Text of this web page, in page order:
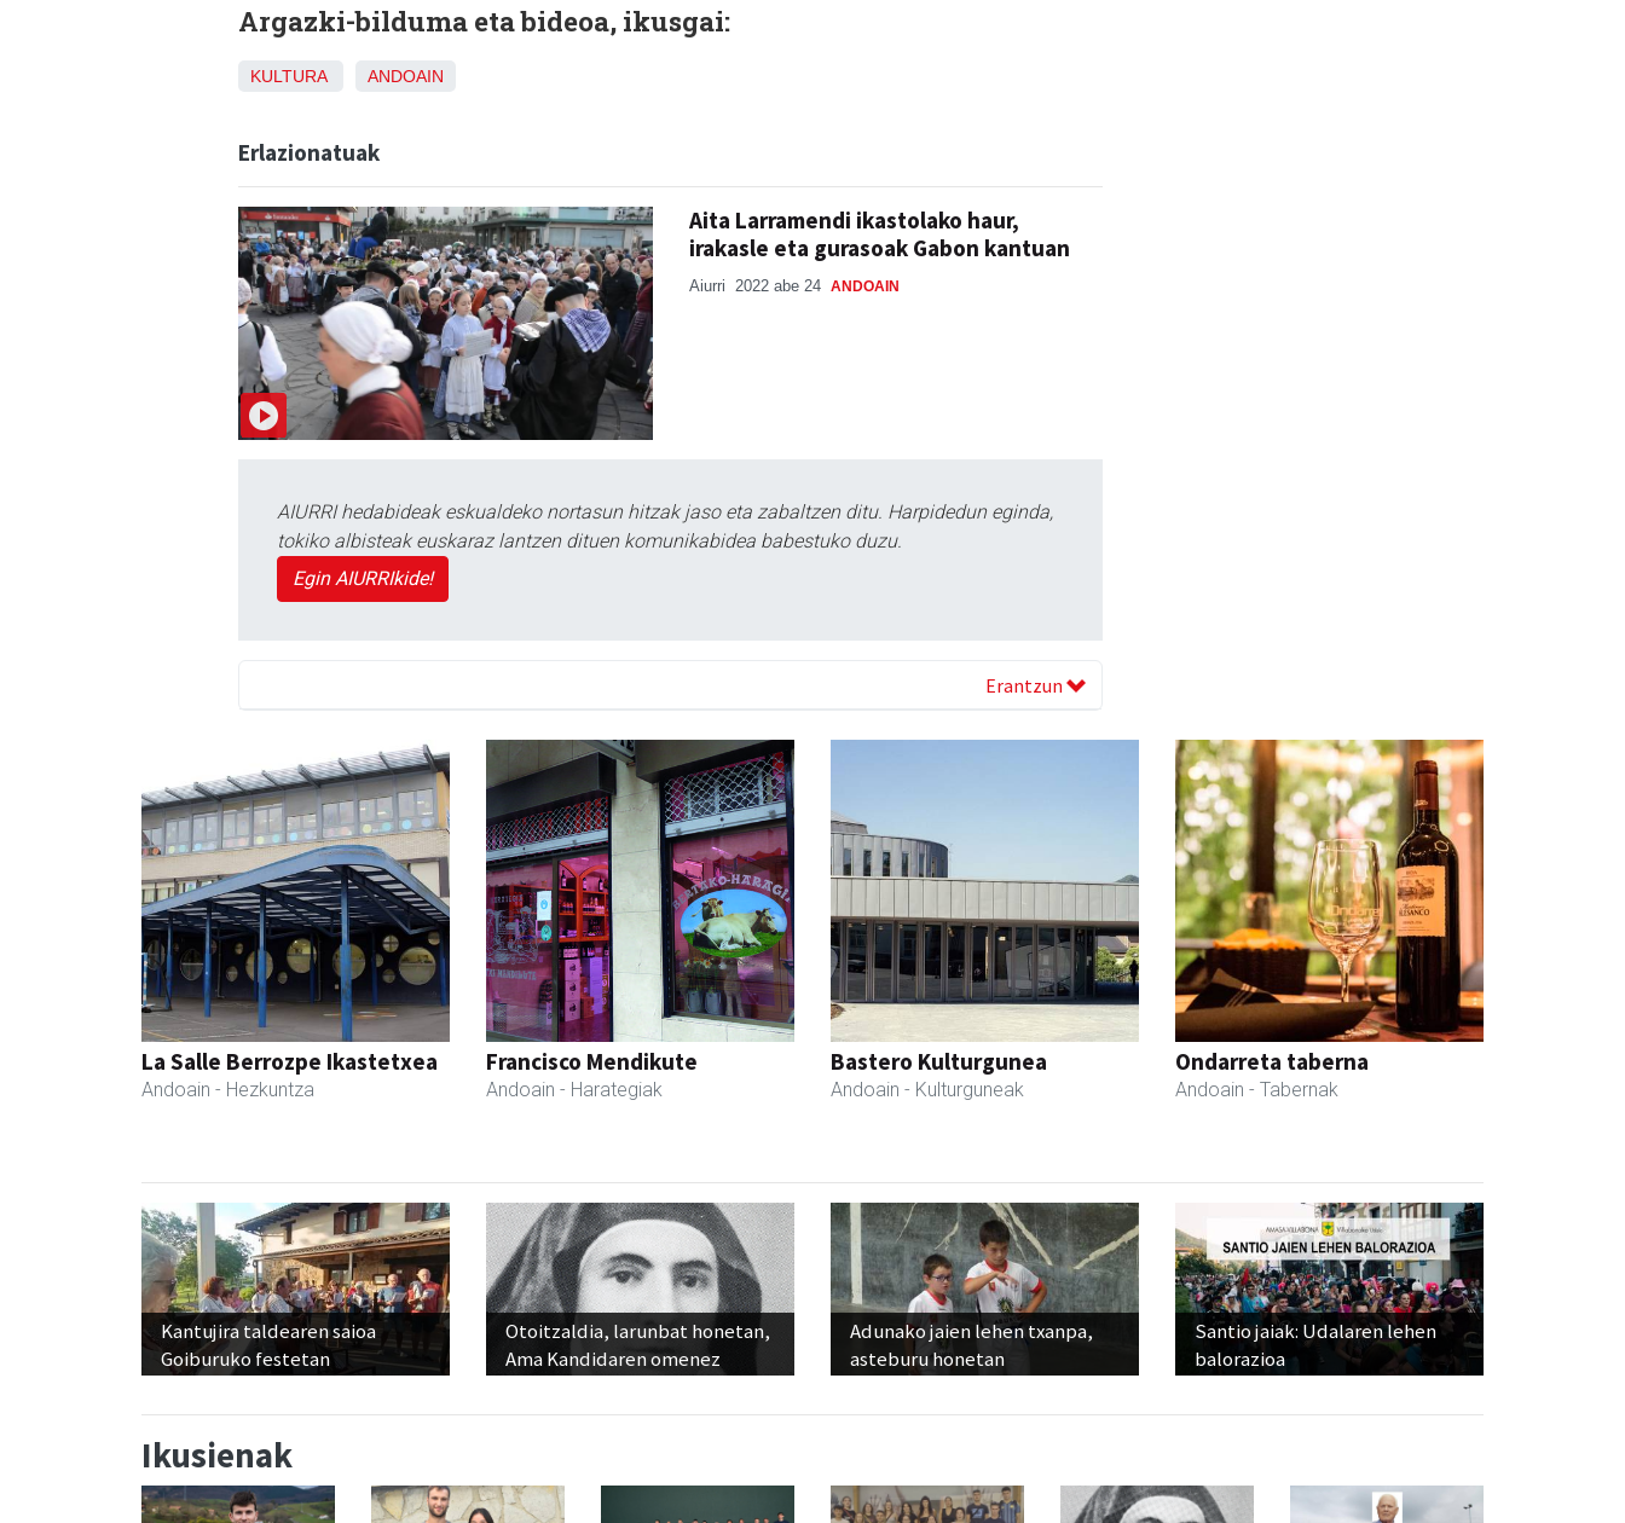
Argazki-bilduma eta bideoa, ikusgai:
KULTURA ANDOAIN
Erlazionatuak
Aita Larramendi ikastolako haur,
irakasle eta gurasoak Gabon kantuan
Aiurri 2022 abe 24 ANDOAIN
AIURRI hedabideak eskualdeko nortasun hitzak jaso eta zabaltzen ditu. Harpidedun eginda,
tokiko albisteak euskaraz lantzen dituen komunikabidea babestuko duzu.
Egin AIURRIkide!
Erantzun
La Salle Berrozpe Ikastetxea
Andoain - Hezkuntza
Francisco Mendikute
Andoain - Harategiak
Bastero Kulturgunea
Andoain - Kulturguneak
Ondarreta taberna
Andoain - Tabernak
Kantujira taldearen saioa
Goiburuko festetan
Otoitzaldia, larunbat honetan,
Ama Kandidaren omenez
Adunako jaien lehen txanpa,
asteburu honetan
Santio jaiak: Udalaren lehen
balorazioa
Ikusienak